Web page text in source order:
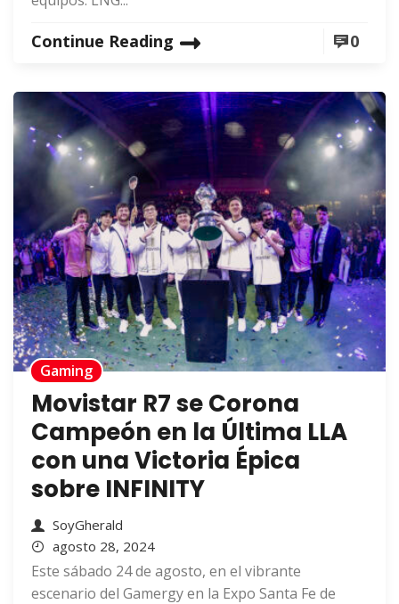
Continue Reading 0
Gaming
Movistar R7 se Corona
Campeón en la Última LLA
con una Victoria Épica
sobre INFINITY
SoyGherald
agosto 28, 2024
Este sábado 24 de agosto, en el vibrante
escenario del Gamergy en la Expo Santa Fe de